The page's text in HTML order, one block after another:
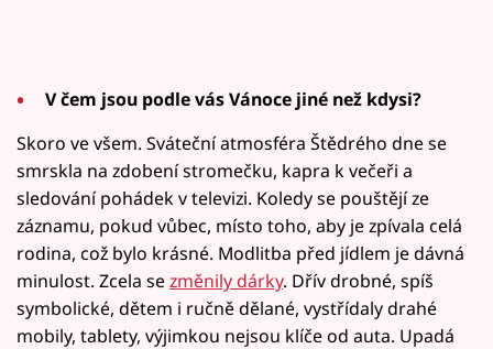
V čem jsou podle vás Vánoce jiné než kdysi?
Skoro ve všem. Sváteční atmosféra Štědrého dne se
smrskla na zdobení stromečku, kapra k večeři a
sledování pohádek v televizi. Koledy se pouštějí ze
záznamu, pokud vůbec, místo toho, aby je zpívala celá
rodina, což bylo krásné. Modlitba před jídlem je dávná
minulost. Zcela sezměnily dárky. Dřív drobné, spíš
symbolické, dětem i ručně dělané, vystřídaly drahé
mobily, tablety, výjimkou nejsou klíče od auta. Upadá